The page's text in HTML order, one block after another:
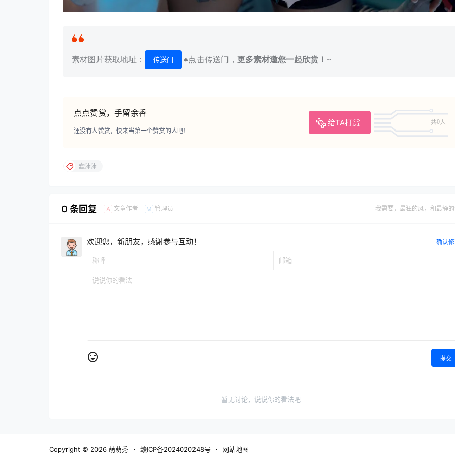
素材图片获取地址： 传送门 ♠点击传送门， 更多素材邀您一起欣赏！~
点点赞赏，手留余香
给TA打赏 共0人
还没有人赞赏，快来当第一个赞赏的人吧！
蠢沫沫
0 条回复 A 文章作者 M 管理员 我需要，最狂的风，和最静
欢迎您，新朋友，感谢参与互动！ 确认
提交
暂无讨论，说说你的看法吧
Copyright © 2026 萌萌秀 ・ 赣ICP备2024020248号 ・ 网站地图